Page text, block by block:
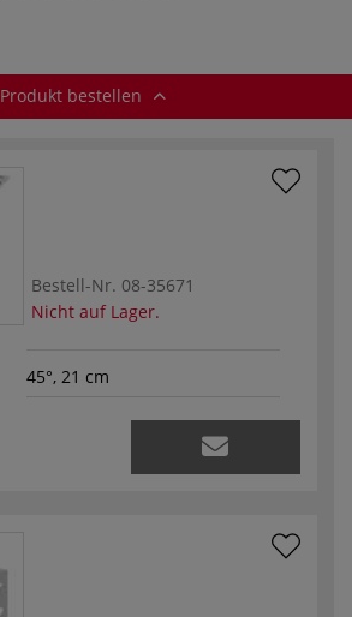
Produkt bestellen
Bestell-Nr. 08-35671
Nicht auf Lager.
45°, 21 cm